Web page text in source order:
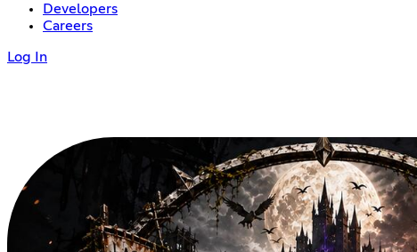
Developers
Careers
Log In